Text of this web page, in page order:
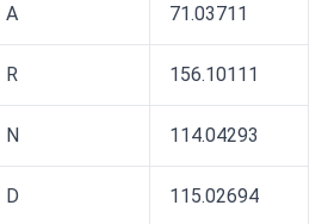
A 71.03711
R 156.10111
N 114.04293
D 115.02694